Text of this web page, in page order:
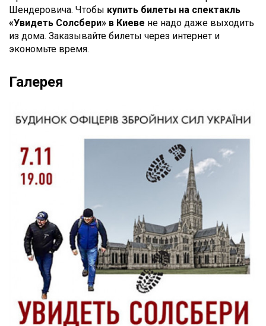
Шендеровича. Чтобы купить билеты на спектакль
«Увидеть Солсбери» в Киеве не надо даже выходить
из дома. Заказывайте билеты через интернет и
экономьте время.
Галерея